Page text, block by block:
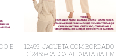
E
12459-JAQUETA COM BORDADO
E 12456-CALÇA ALFAIATARIA EM